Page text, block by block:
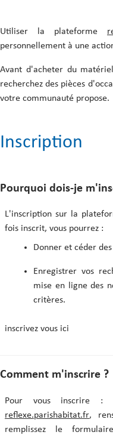
La Charte
Les
Le
Utiliser la plateforme
personnellement à une
Avant d'acheter du
recherchez des pièces
votre communauté propose.
Inscription
Pourquoi dois-je
L'inscription sur la
fois inscrit, vous pourrez :
Donner et céder
Enregistrer vos
mise en ligne des
critères.
inscrivez vous ici
Comment m'inscrire ?
Pour vous inscrire :
reflexe.parishabitat.fr,
remplissez le